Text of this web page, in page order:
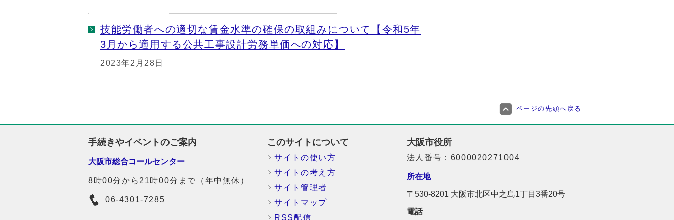
技能労働者への適切な賃金水準の確保の取組みについて【令和5年
3月から適用する公共工事設計労務単価への対応】
2023年2月28日
ページの先頭へ戻る
手続きやイベントのご案内
大阪市総合コールセンター
8時00分から21時00分まで（年中無休）
06-4301-7285
このサイトについて
サイトの使い方
サイトの考え方
サイト管理者
サイトマップ
RSS配信
大阪市役所
法人番号：6000020271004
所在地
〒530-8201 大阪市北区中之島1丁目3番20号
電話